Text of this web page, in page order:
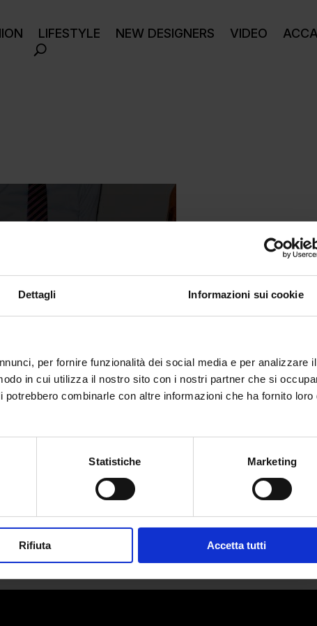
Dettagli Informazioni sui cookie
per fornire funzionalità dei social media e per analizzare il
in cui utilizza il nostro sito con i nostri partner che si
combinarle con altre informazioni che ha fornito loro
Statistiche Marketing
Rifiuta Accetta tutti
LIFESTYLE NEW DESIGNERS VIDEO
americano o Inferno?
una storia, quella di uno...